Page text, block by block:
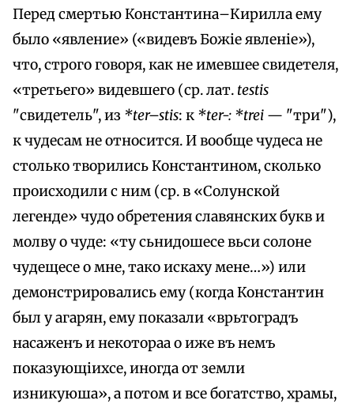
Перед смертью Константина–Кирилла ему
было «явление» («видевъ Божіе явленіе»),
что, строго говоря, как не имевшее свидетеля,
«третьего» видевшего (ср. лат. testis
"свидетель", из *ter–stis: к *ter-: *trei — "три"),
к чудесам не относится. И вообще чудеса не
столько творились Константином, сколько
происходили с ним (ср. в «Солунской
легенде» чудо обретения славянских букв и
молву о чуде: «ту сьнидошесе вьси солоне
чудещесе о мне, тако искаху мене…») или
демонстрировались ему (когда Константин
был у агарян, ему показали «врьтоградъ
насаженъ и некотораа о иже въ немъ
показующіихсе, иногда от земли
изникуюша», а потом и все богатство, храмы,